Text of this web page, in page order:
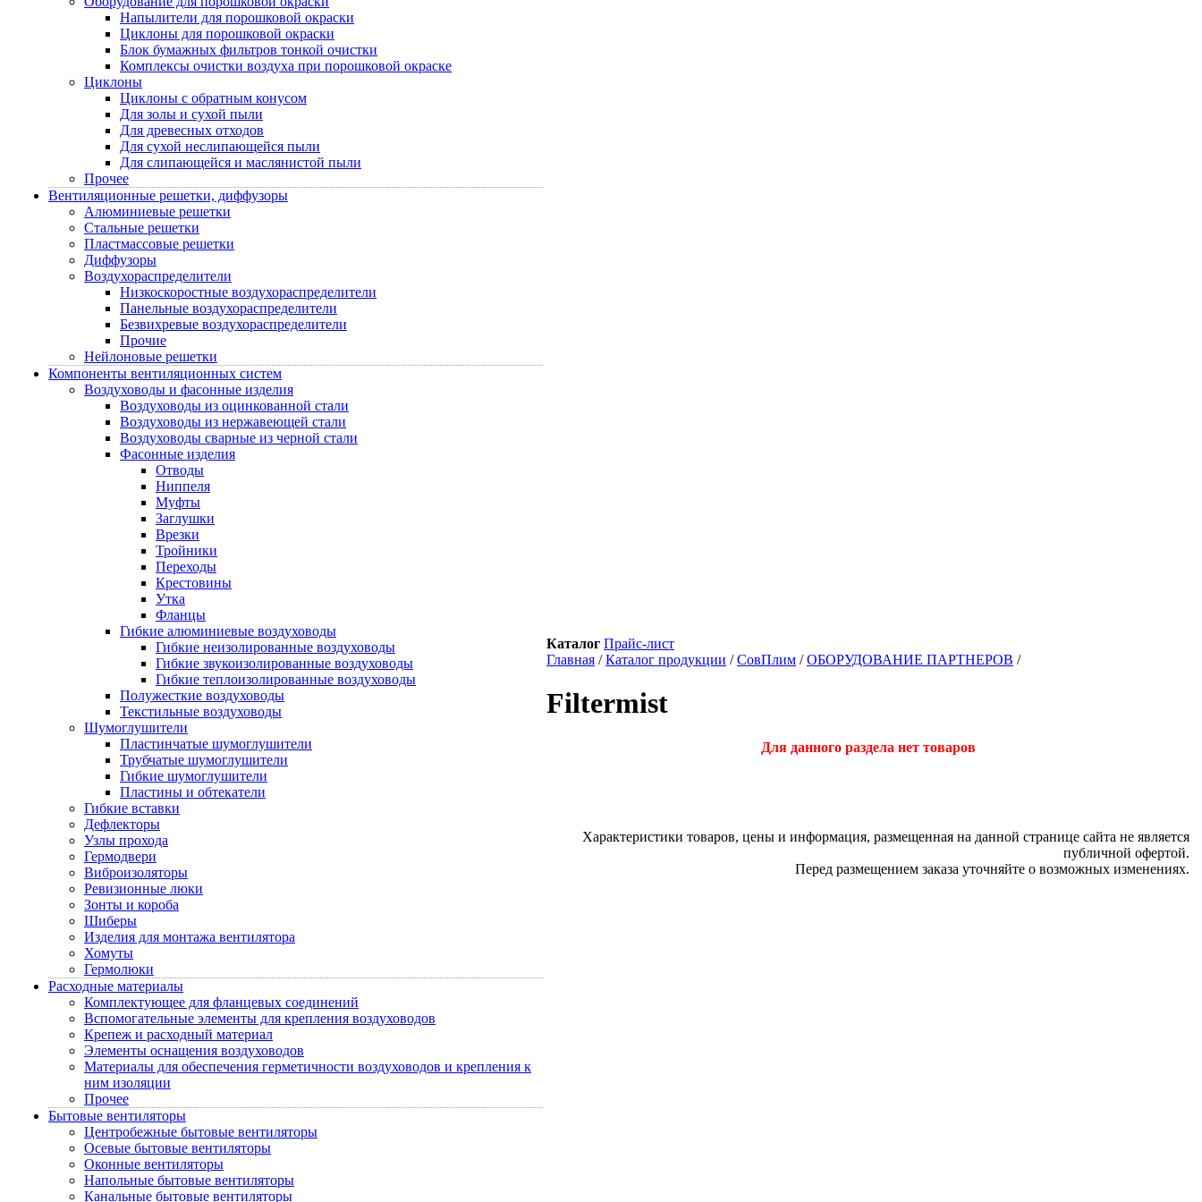
Напылители для порошковой окраски
Циклоны для порошковой окраски
Блок бумажных фильтров тонкой очистки
Комплексы очистки воздуха при порошковой окраске
Циклоны
Циклоны с обратным конусом
Для золы и сухой пыли
Для древесных отходов
Для сухой неслипающейся пыли
Для слипающейся и маслянистой пыли
Прочее
Вентиляционные решетки, диффузоры
Алюминиевые решетки
Стальные решетки
Пластмассовые решетки
Диффузоры
Воздухораспределители
Низкоскоростные воздухораспределители
Панельные воздухораспределители
Безвихревые воздухораспределители
Прочие
Нейлоновые решетки
Компоненты вентиляционных систем
Воздуховоды и фасонные изделия
Воздуховоды из оцинкованной стали
Воздуховоды из нержавеющей стали
Воздуховоды сварные из черной стали
Фасонные изделия
Отводы
Ниппеля
Муфты
Заглушки
Врезки
Тройники
Переходы
Крестовины
Утка
Фланцы
Гибкие алюминиевые воздуховоды
Гибкие неизолированные воздуховоды
Гибкие звукоизолированные воздуховоды
Гибкие теплоизолированные воздуховоды
Полужесткие воздуховоды
Текстильные воздуховоды
Шумоглушители
Пластинчатые шумоглушители
Трубчатые шумоглушители
Гибкие шумоглушители
Пластины и обтекатели
Гибкие вставки
Дефлекторы
Узлы прохода
Гермодвери
Виброизоляторы
Ревизионные люки
Зонты и короба
Шиберы
Изделия для монтажа вентилятора
Хомуты
Гермолюки
Расходные материалы
Комплектующее для фланцевых соединений
Вспомогательные элементы для крепления воздуховодов
Крепеж и расходный материал
Элементы оснащения воздуховодов
Материалы для обеспечения герметичности воздуховодов и крепления к
ним изоляции
Прочее
Бытовые вентиляторы
Центробежные бытовые вентиляторы
Осевые бытовые вентиляторы
Оконные вентиляторы
Напольные бытовые вентиляторы
Канальные бытовые вентиляторы
Каталог Прайс-лист
Главная /Каталог продукции /СовПлим /ОБОРУДОВАНИЕ ПАРТНЕРОВ /
Filtermist
Для данного раздела нет товаров
Характеристики товаров, цены и информация, размещенная на данной странице сайта не является
публичной офертой.
Перед размещением заказа уточняйте о возможных изменениях.